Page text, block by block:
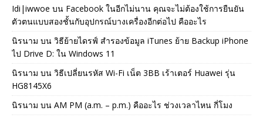
Idi|iwwoe บน Facebook ในอีกไม่นาน คุณจะไม่ต้องใช้การยืนยัน
ตัวตนแบบสองชั้นกับอุปกรณ์บางเครื่องอีกต่อไป คืออะไร
นิรนาม บน วิธีย้ายไดรฟ์ สำรองข้อมูล iTunes ย้าย Backup iPhone
ไป Drive D: ใน Windows 11
นิรนาม บน วิธีเปลี่ยนรหัส Wi-Fi เน็ต 3BB เร้าเตอร์ Huawei รุ่น
HG8145X6
นิรนาม บน AM PM (a.m. – p.m.) คืออะไร ช่วงเวลาไหน กี่โมง